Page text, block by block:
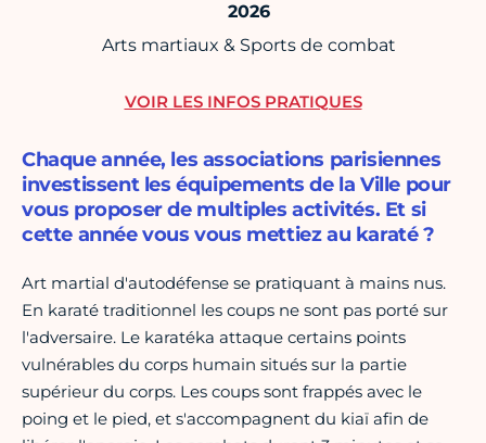
2026
Arts martiaux & Sports de combat
Chaque année, les associations parisiennes
investissent les équipements de la Ville pour
vous proposer de multiples activités. Et si
cette année vous vous mettiez au karaté ?
Art martial d'autodéfense se pratiquant à mains nus.
En karaté traditionnel les coups ne sont pas porté sur
l'adversaire. Le karatéka attaque certains points
vulnérables du corps humain situés sur la partie
supérieur du corps. Les coups sont frappés avec le
poing et le pied, et s'accompagnent du kiaï afin de
VOIR LES INFOS PRATIQUES